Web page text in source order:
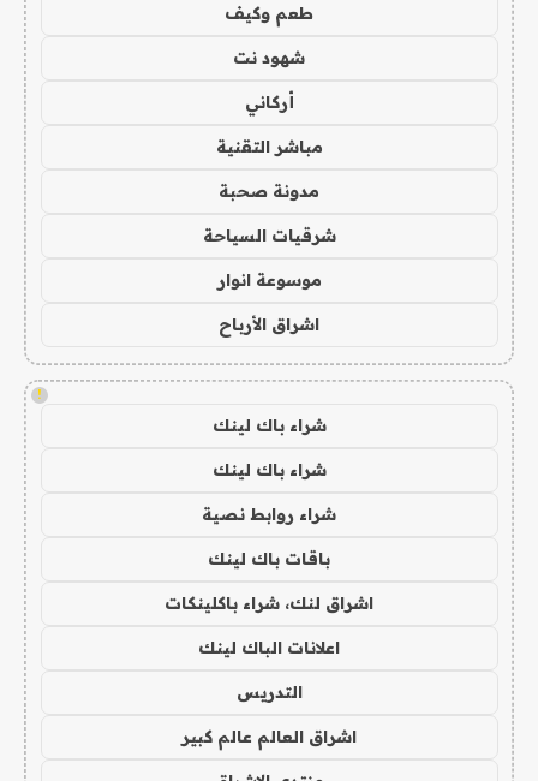
طعم وكيف
شهود نت
أركاني
مباشر التقنية
مدونة صحبة
شرقيات السياحة
موسوعة انوار
اشراق الأرباح
!
شراء باك لينك
شراء باك لينك
شراء روابط نصية
باقات باك لينك
اشراق لنك، شراء باكلينكات
اعلانات الباك لينك
التدريس
اشراق العالم عالم كبير